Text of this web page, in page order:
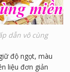
dẫn vô cùng
độ ngọt, màu
liệu đơn giản